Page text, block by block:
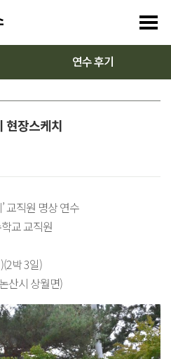
연수 후기
현장스케치
교직원 명상 연수
교 교직원
박 3일)
산시 상월면)